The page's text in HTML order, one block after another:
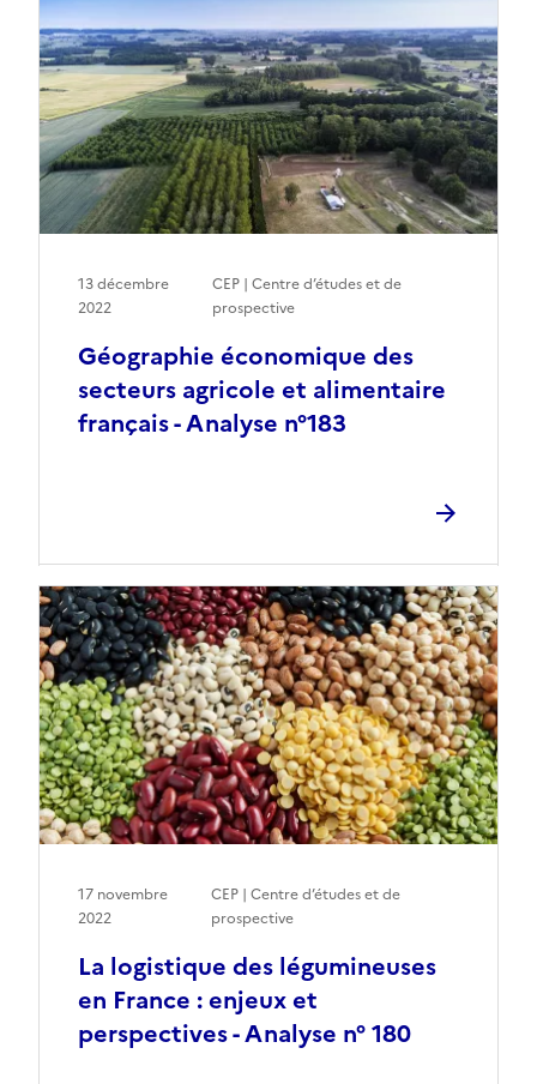
Géographie économique des
secteurs agricole et alimentaire
français - Analyse n°183
13 décembre
2022
CEP | Centre d’études et de
prospective
La logistique des légumineuses
en France : enjeux et
perspectives - Analyse n° 180
17 novembre
2022
CEP | Centre d’études et de
prospective